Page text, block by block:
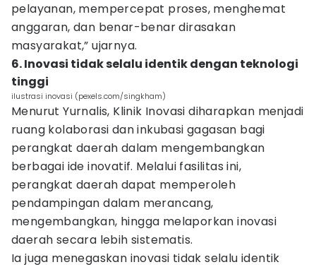
pelayanan, mempercepat proses, menghemat
anggaran, dan benar-benar dirasakan
masyarakat,” ujarnya.
6. Inovasi tidak selalu identik dengan teknologi
tinggi
ilustrasi inovasi (pexels.com/singkham)
Menurut Yurnalis, Klinik Inovasi diharapkan menjadi
ruang kolaborasi dan inkubasi gagasan bagi
perangkat daerah dalam mengembangkan
berbagai ide inovatif. Melalui fasilitas ini,
perangkat daerah dapat memperoleh
pendampingan dalam merancang,
mengembangkan, hingga melaporkan inovasi
daerah secara lebih sistematis.
Ia juga menegaskan inovasi tidak selalu identik